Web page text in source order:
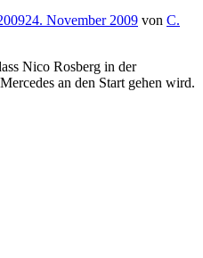
24. November 2009 von C.
Nico Rosberg in der
an den Start gehen wird.